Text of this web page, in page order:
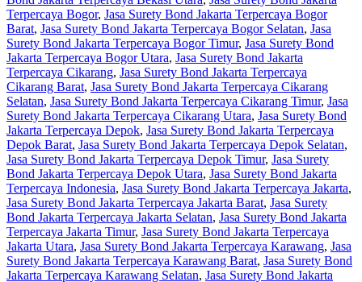
Terpercaya Bogor, Jasa Surety Bond Jakarta Terpercaya Bogor
Barat, Jasa Surety Bond Jakarta Terpercaya Bogor Selatan, Jasa
Surety Bond Jakarta Terpercaya Bogor Timur, Jasa Surety Bond
Jakarta Terpercaya Bogor Utara, Jasa Surety Bond Jakarta
Terpercaya Cikarang, Jasa Surety Bond Jakarta Terpercaya
Cikarang Barat, Jasa Surety Bond Jakarta Terpercaya Cikarang
Selatan, Jasa Surety Bond Jakarta Terpercaya Cikarang Timur, Jasa
Surety Bond Jakarta Terpercaya Cikarang Utara, Jasa Surety Bond
Jakarta Terpercaya Depok, Jasa Surety Bond Jakarta Terpercaya
Depok Barat, Jasa Surety Bond Jakarta Terpercaya Depok Selatan,
Jasa Surety Bond Jakarta Terpercaya Depok Timur, Jasa Surety
Bond Jakarta Terpercaya Depok Utara, Jasa Surety Bond Jakarta
Terpercaya Indonesia, Jasa Surety Bond Jakarta Terpercaya Jakarta,
Jasa Surety Bond Jakarta Terpercaya Jakarta Barat, Jasa Surety
Bond Jakarta Terpercaya Jakarta Selatan, Jasa Surety Bond Jakarta
Terpercaya Jakarta Timur, Jasa Surety Bond Jakarta Terpercaya
Jakarta Utara, Jasa Surety Bond Jakarta Terpercaya Karawang, Jasa
Surety Bond Jakarta Terpercaya Karawang Barat, Jasa Surety Bond
Jakarta Terpercaya Karawang Selatan, Jasa Surety Bond Jakarta